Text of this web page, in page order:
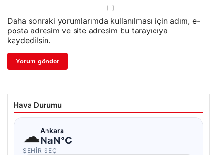
Daha sonraki yorumlarımda kullanılması için adım, e-
posta adresim ve site adresim bu tarayıcıya
kaydedilsin.
Hava Durumu
☁Ankara
NaN°C
ŞEHIR SEÇ